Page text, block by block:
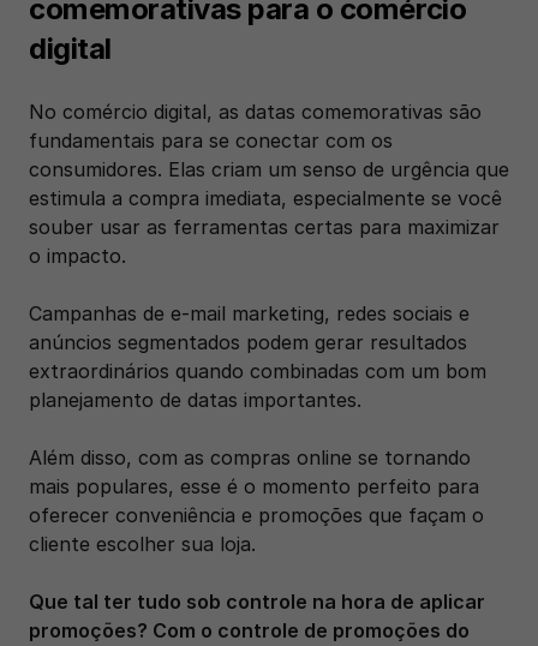
comemorativas para o comércio
digital
No comércio digital, as datas comemorativas são
fundamentais para se conectar com os
consumidores. Elas criam um senso de urgência que
estimula a compra imediata, especialmente se você
souber usar as ferramentas certas para maximizar
o impacto.
Campanhas de e-mail marketing, redes sociais e
anúncios segmentados podem gerar resultados
extraordinários quando combinadas com um bom
planejamento de datas importantes.
Além disso, com as compras online se tornando
mais populares, esse é o momento perfeito para
oferecer conveniência e promoções que façam o
cliente escolher sua loja.
Que tal ter tudo sob controle na hora de aplicar
promoções? Com o controle de promoções do